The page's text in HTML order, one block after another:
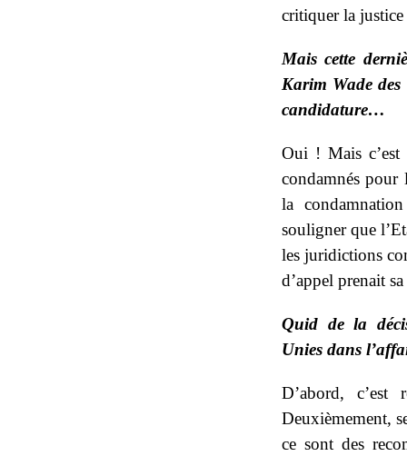
critiquer la
Mais cette
Karim Wade des
candidature…
Oui ! Mais c’est
condamnés pour
la
souligner que
les juridictions
d’appel prenait
Quid de la
Unies dans
D’abord,
Deuxièmement,
ce sont des